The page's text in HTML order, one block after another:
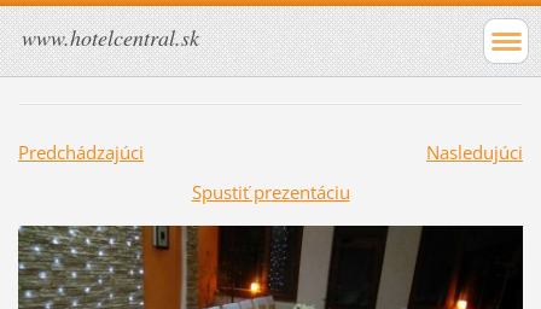
www.hotelcentral.sk
Predchádzajúci
Nasledujúci
Spustiť prezentáciu